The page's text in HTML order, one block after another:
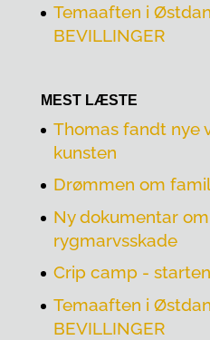
Temaaften i
BEVILLINGER
MEST LÆSTE
Thomas fandt nye
kunsten
Drømmen om
Ny dokumentar
rygmarvsskade
Crip camp -
Temaaften i
BEVILLINGER